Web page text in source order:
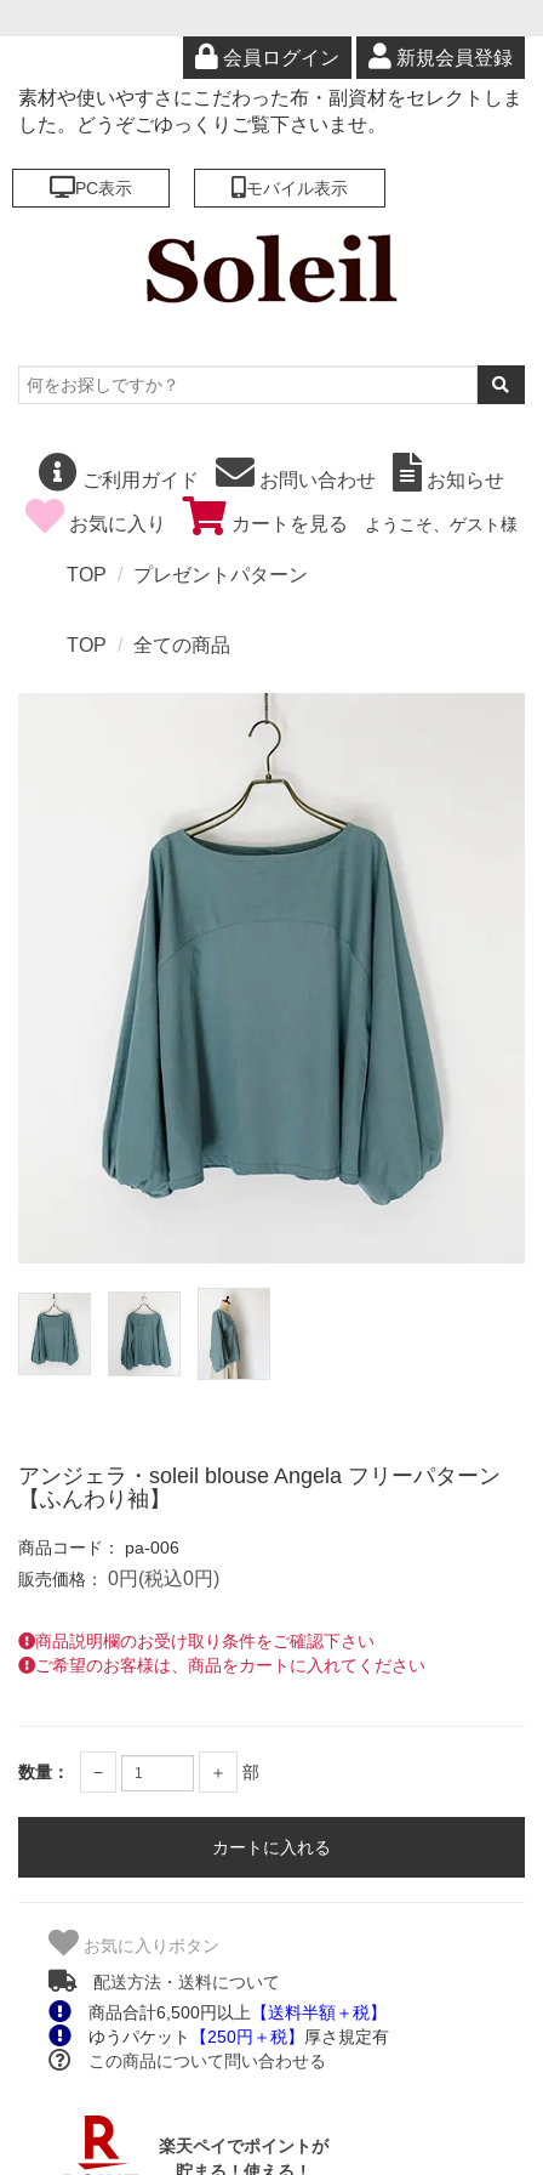
会員ログイン
新規会員登録
素材や使いやすさにこだわった布・副資材をセレクトしま
した。どうぞごゆっくりご覧下さいませ。
PC表示 モバイル表示
ご利用ガイド お問い合わせ お知らせ
お気に入り カートを見る ようこそ、ゲスト様
TOP プレゼントパターン
TOP 全ての商品
アンジェラ・soleil blouse Angela フリーパターン
【ふんわり袖】
商品コード：
pa-006
販売価格：
0円(税込0円)
商品説明欄のお受け取り条件をご確認下さい
ご希望のお客様は、商品をカートに入れてください
数量： − ＋ 部
お気に入りボタン
配送方法・送料について
商品合計6,500円以上
【送料半額＋税】
ゆうパケット
【250円＋税】
厚さ規定有
この商品について問い合わせる